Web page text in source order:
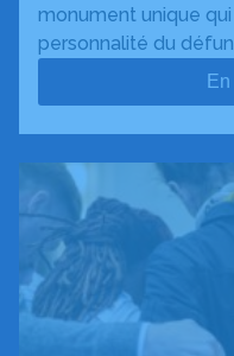
monument unique
personnalité du